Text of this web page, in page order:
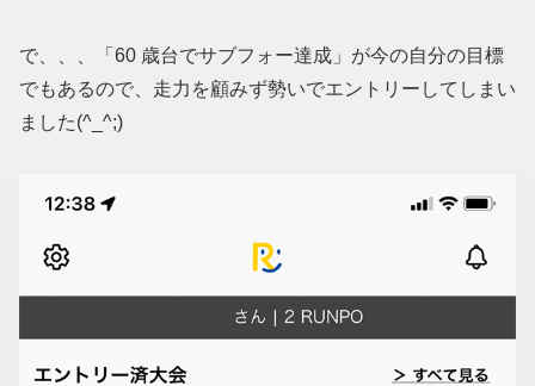
で、、、「60 歳台でサブフォー達成」が今の自分の目標
でもあるので、走力を顧みず勢いでエントリーしてしまい
ました(^_^;)